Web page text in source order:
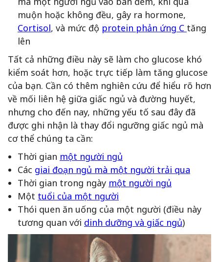
muộn hoặc không đều, gây ra hormone,
Cortisol, và mức độ protein phản ứng C tăng
lên
Tất cả những điều này sẽ làm cho glucose khó
kiểm soát hơn, hoặc trực tiếp làm tăng glucose
của bạn. Cần có thêm nghiên cứu để hiểu rõ hơn
về mối liên hệ giữa giấc ngủ và đường huyết,
nhưng cho đến nay, những yếu tố sau đây đã
được ghi nhận là thay đổi ngưỡng giấc ngủ mà
cơ thể chúng ta cần:
Thời gian một người ngủ
Các giai đoạn ngủ mà một người trải qua
Thời gian trong ngày một người ngủ
Một tuổi của một người
Thói quen ăn uống của một người (điều này
tương quan với dinh dưỡng và giấc ngủ)